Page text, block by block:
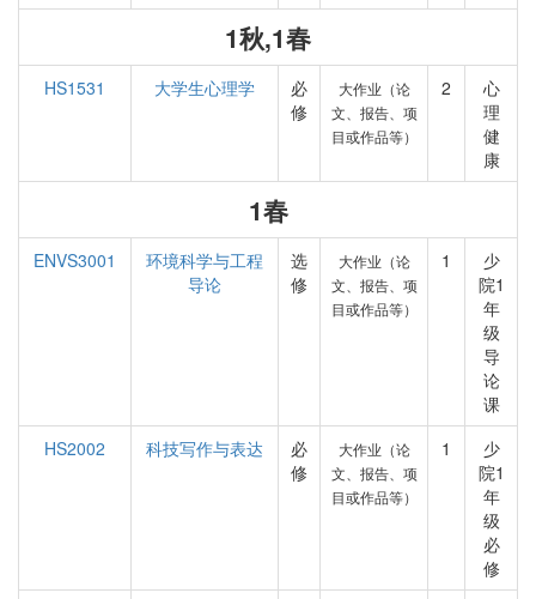
1秋,1春
HS1531 大学生心理学
必
修
大作业（论
文、报告、项
目或作品等）
2
心
理
健
康
1春
ENVS3001
环境科学与工程
导论
选
修
大作业（论
文、报告、项
目或作品等）
1
少
院1
年
级
导
论
课
HS2002
科技写作与表达
必
修
大作业（论
文、报告、项
目或作品等）
1
少
院1
年
级
必
修